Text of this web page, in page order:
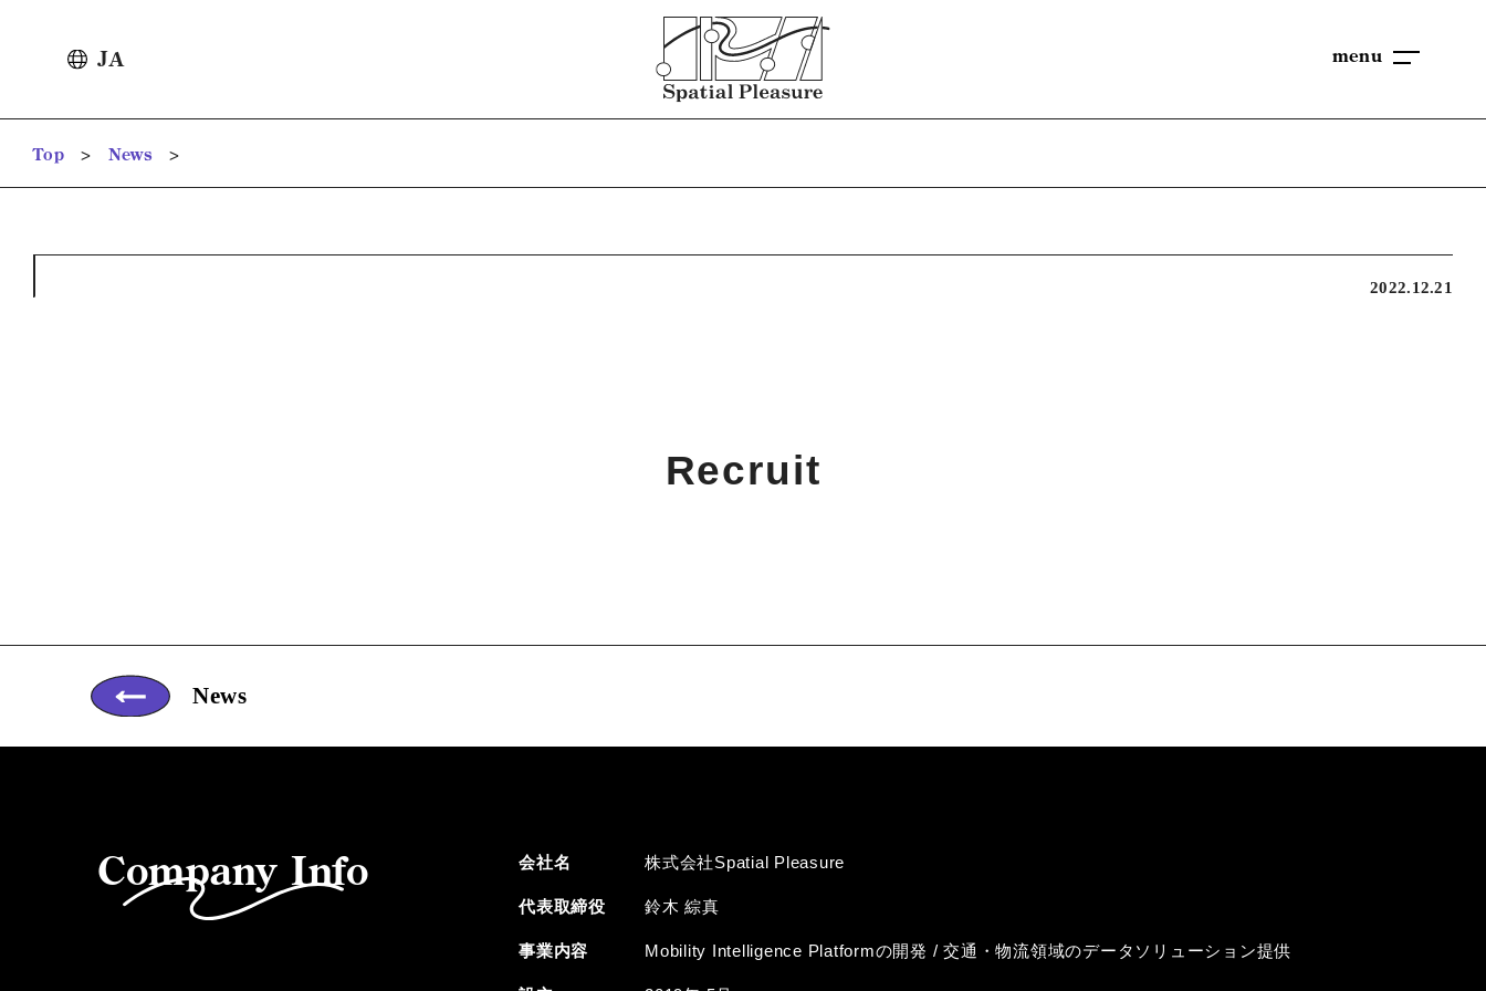
JA menu
Top > News >
2022.12.21
Recruit
News
Company Info 会社名 株式会社Spatial Pleasure
代表取締役 鈴⽊ 綜真
事業内容 Mobility Intelligence Platformの開発 / 交通・物流領域のデータソリューション提供